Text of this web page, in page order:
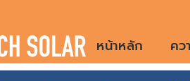
หน้าหลัก คว